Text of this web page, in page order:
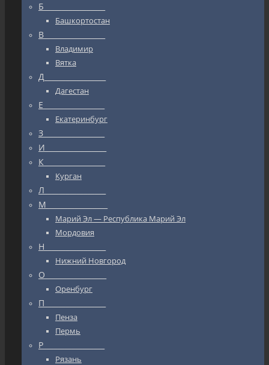
Б_________________
Башкортостан
В_________________
Владимир
Вятка
Д_________________
Дагестан
Е_________________
Екатеринбург
З_________________
И_________________
К_________________
Курган
Л_________________
М_________________
Марий Эл — Республика Марий Эл
Мордовия
Н_________________
Нижний Новгород
О_________________
Оренбург
П_________________
Пенза
Пермь
Р_________________
Рязань